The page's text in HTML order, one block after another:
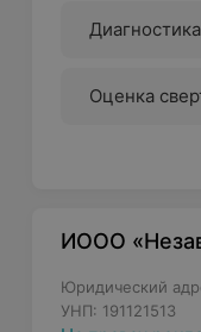
Оценка
ИООО
Юридический
УНП: 191121513